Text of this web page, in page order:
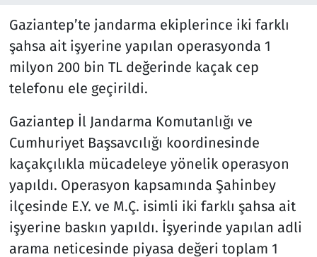
Gaziantep’te jandarma ekiplerince iki farklı
şahsa ait işyerine yapılan operasyonda 1
milyon 200 bin TL değerinde kaçak cep
telefonu ele geçirildi.
Gaziantep İl Jandarma Komutanlığı ve
Cumhuriyet Başsavcılığı koordinesinde
kaçakçılıkla mücadeleye yönelik operasyon
yapıldı. Operasyon kapsamında Şahinbey
ilçesinde E.Y. ve M.Ç. isimli iki farklı şahsa ait
işyerine baskın yapıldı. İşyerinde yapılan adli
arama neticesinde piyasa değeri toplam 1
Spor
Teknoloji ve Bilim
Televizyon